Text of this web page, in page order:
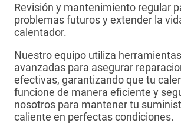
Revisión y mantenimiento regular
problemas futuros y extender la
calentador.
Nuestro equipo utiliza
avanzadas para asegurar
efectivas, garantizando que tu
funcione de manera eficiente y
nosotros para mantener tu
caliente en perfectas condiciones.